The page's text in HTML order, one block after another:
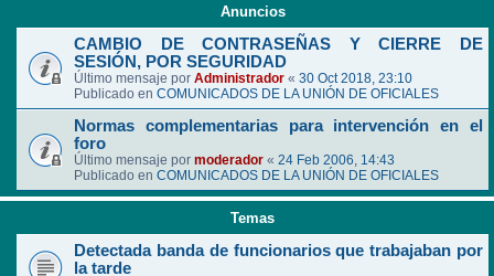
Anuncios
CAMBIO DE CONTRASEÑAS Y CIERRE DE
SESIÓN, POR SEGURIDAD
Último mensaje por Administrador « 30 Oct 2018, 23:10
Publicado en COMUNICADOS DE LA UNIÓN DE OFICIALES
Normas complementarias para intervención en el
foro
Último mensaje por moderador « 24 Feb 2006, 14:43
Publicado en COMUNICADOS DE LA UNIÓN DE OFICIALES
Temas
Detectada banda de funcionarios que trabajaban por
la tarde